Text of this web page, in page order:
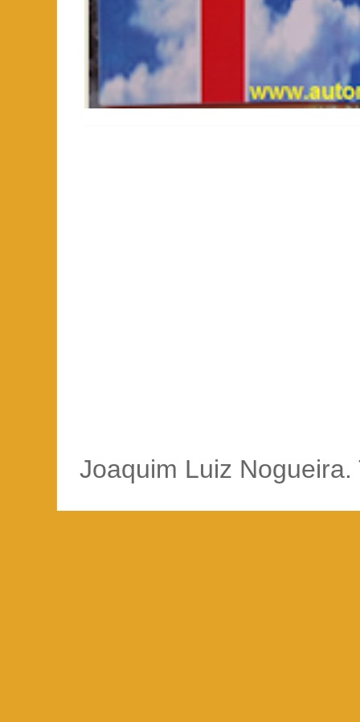
Joaquim Luiz